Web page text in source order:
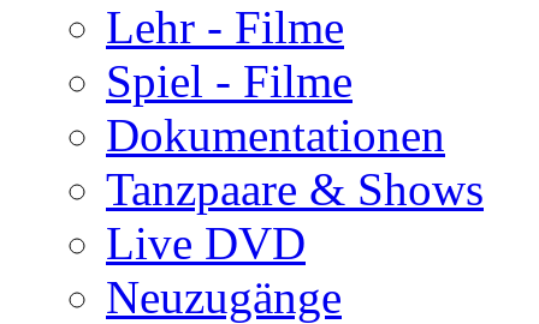
Lehr - Filme
Spiel - Filme
Dokumentationen
Tanzpaare & Shows
Live DVD
Neuzugänge